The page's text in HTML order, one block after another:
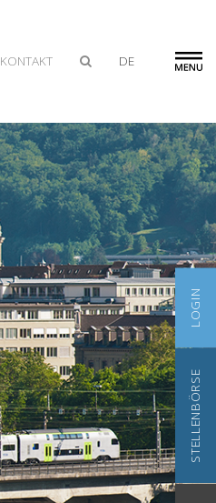
KONTAKT DE
LOGIN
STELLENBÖRSE